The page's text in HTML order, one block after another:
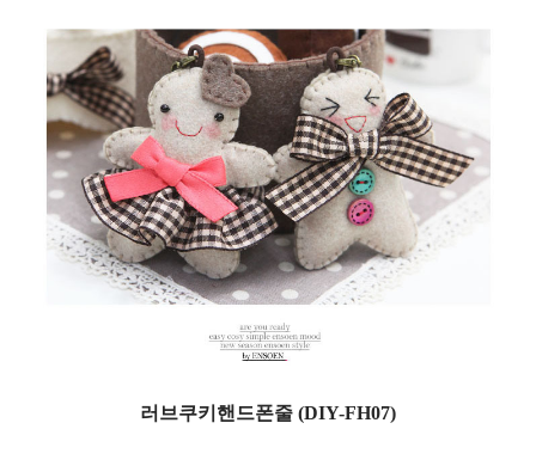
러브쿠키핸드폰줄 (DIY-FH07)